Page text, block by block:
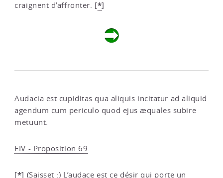
craignent d’affronter. [*]
Audacia est cupiditas qua aliquis incitatur ad aliquid
agendum cum periculo quod ejus æquales subire
metuunt.
EIV - Proposition 69.
[*] (Saisset :) L’audace est ce désir qui porte un